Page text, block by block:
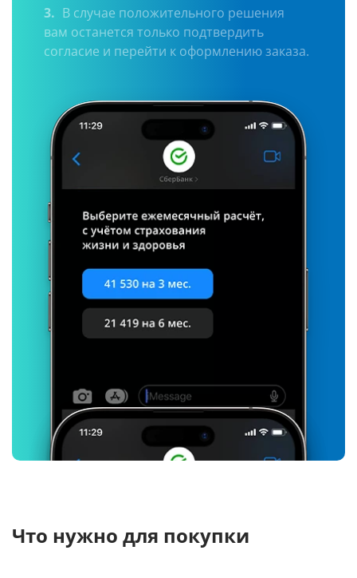
3.
В случае положительного решения
вам останется только подтвердить
согласие и перейти к оформлению заказа.
Что нужно для покупки